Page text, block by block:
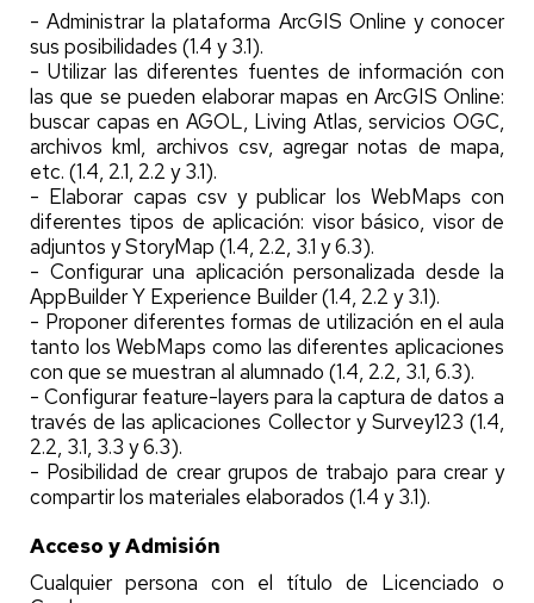
- Administrar la plataforma ArcGIS Online y conocer
sus posibilidades (1.4 y 3.1).
- Utilizar las diferentes fuentes de información con
las que se pueden elaborar mapas en ArcGIS Online:
buscar capas en AGOL, Living Atlas, servicios OGC,
archivos kml, archivos csv, agregar notas de mapa,
etc. (1.4, 2.1, 2.2 y 3.1).
- Elaborar capas csv y publicar los WebMaps con
diferentes tipos de aplicación: visor básico, visor de
adjuntos y StoryMap (1.4, 2.2, 3.1 y 6.3).
- Configurar una aplicación personalizada desde la
AppBuilder Y Experience Builder (1.4, 2.2 y 3.1).
- Proponer diferentes formas de utilización en el aula
tanto los WebMaps como las diferentes aplicaciones
con que se muestran al alumnado (1.4, 2.2, 3.1, 6.3).
- Configurar feature-layers para la captura de datos a
través de las aplicaciones Collector y Survey123 (1.4,
2.2, 3.1, 3.3 y 6.3).
- Posibilidad de crear grupos de trabajo para crear y
compartir los materiales elaborados (1.4 y 3.1).
Acceso y Admisión
Cualquier persona con el título de Licenciado o